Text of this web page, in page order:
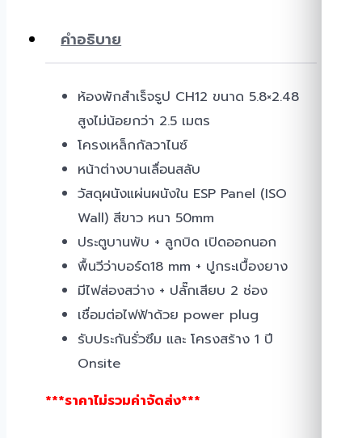
คำอธิบาย
ห้องพักสำเร็จรูป CH12 ขนาด 5.8×2.48
สูงไม่น้อยกว่า 2.5 เมตร
โครงเหล็กกัลวาไนซ์
หน้าต่างบานเลื่อนสลับ
วัสดุผนังแผ่นผนังใน ESP Panel (ISO
Wall) สีขาว หนา 50mm
ประตูบานพับ + ลูกบิด เปิดออกนอก
พื้นวีว่าบอร์ด18 mm + ปูกระเบื้องยาง
มีไฟส่องสว่าง + ปลั๊กเสียบ 2 ช่อง
เชื่อมต่อไฟฟ้าด้วย power plug
รับประกันรั่วซึม และ โครงสร้าง 1 ปี
Onsite
***ราคาไม่รวมค่าจัดส่ง***